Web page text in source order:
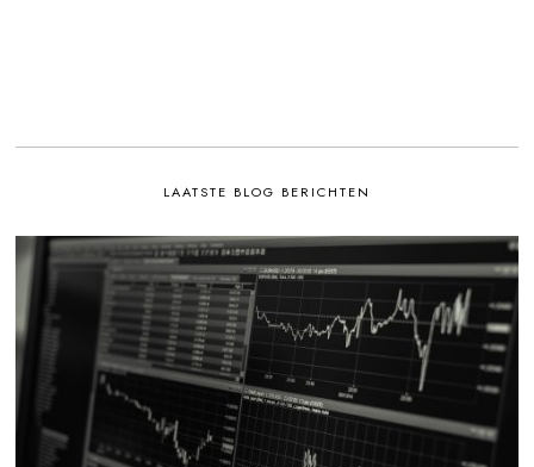
LAATSTE BLOG BERICHTEN